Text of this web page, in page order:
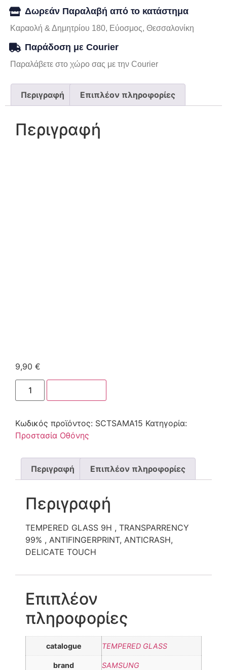
Δωρεάν Παραλαβή από το κατάστημα
Καραολή & Δημητρίου 180, Εύοσμος, Θεσσαλονίκη
Παράδοση με Courier
Παραλάβετε στο χώρο σας με την Courier
Περιγραφή Επιπλέον πληροφορίες
Περιγραφή
9,90 €
Κωδικός προϊόντος: SCTSAMA15 Κατηγορία:
Προστασία Οθόνης
Περιγραφή Επιπλέον πληροφορίες
Περιγραφή
TEMPERED GLASS 9H , TRANSPARRENCY
99% , ANTIFINGERPRINT, ANTICRASH,
DELICATE TOUCH
Επιπλέον
πληροφορίες
catalogue TEMPERED GLASS
brand SAMSUNG